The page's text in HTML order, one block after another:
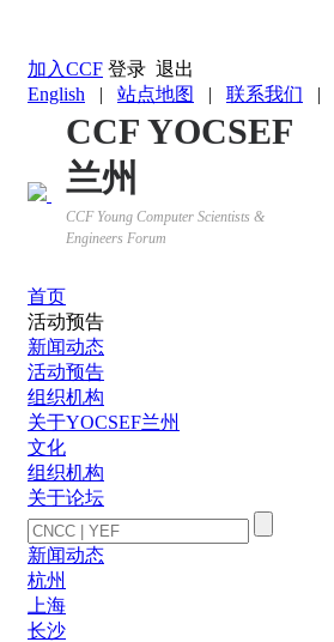
加入CCF 登录 退出
English | 站点地图 | 联系我们 |
CCF YOCSEF
兰州
CCF Young Computer Scientists &
Engineers Forum
首页
活动预告
新闻动态
活动预告
组织机构
关于YOCSEF兰州
文化
组织机构
关于论坛
新闻动态
杭州
上海
长沙